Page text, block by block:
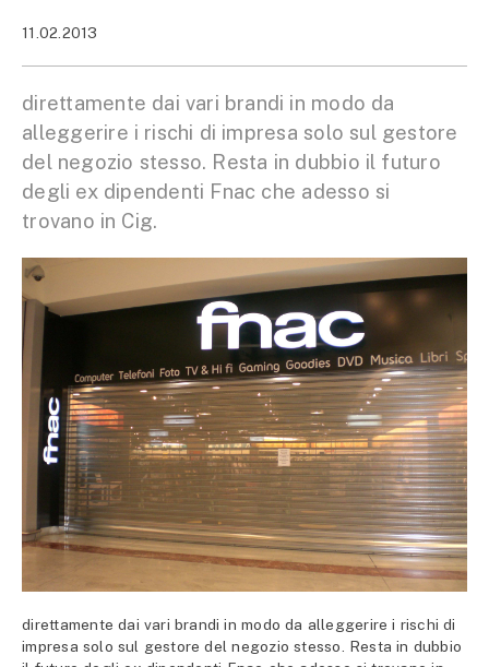
11.02.2013
direttamente dai vari brandi in modo da
alleggerire i rischi di impresa solo sul gestore
del negozio stesso. Resta in dubbio il futuro
degli ex dipendenti Fnac che adesso si
trovano in Cig.
direttamente dai vari brandi in modo da alleggerire i rischi di
impresa solo sul gestore del negozio stesso. Resta in dubbio